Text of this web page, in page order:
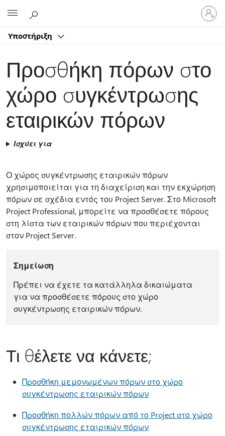
Υποστήριξη
Είσοδος
στον
Προσθήκη πόρων στο
χώρο συγκέντρωσης
εταιρικών πόρων
Ισχύει για
Ο χώρος συγκέντρωσης εταιρικών πόρων
χρησιμοποιείται για τη διαχείριση και την εκχώρηση
πόρων σε σχέδια εντός του Project Server. Στο Microsoft
Project Professional, μπορείτε να προσθέσετε πόρους
στη λίστα των εταιρικών πόρων που περιέχονται
στον Project Server.
Σημείωση
Πρέπει να έχετε τα κατάλληλα δικαιώματα
για να προσθέσετε πόρους στο χώρο
συγκέντρωσης εταιρικών πόρων.
Τι θέλετε να κάνετε;
Προσθήκη μεμονωμένων πόρων στο χώρο
συγκέντρωσης εταιρικών πόρων
Προσθήκη πολλών πόρων από το Project στο χώρο
συγκέντρωσης εταιρικών πόρων